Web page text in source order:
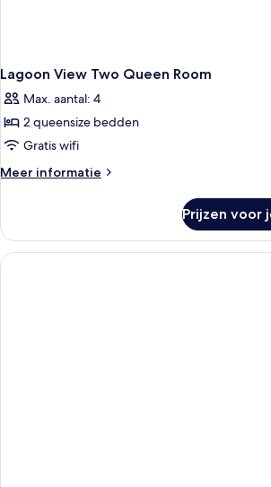
Lagoon View Two Queen Room
Max. aantal: 4
2 queensize bedden
Gratis wifi
Meer informatie
Meer
View
Two
Queen
Prijzen voor